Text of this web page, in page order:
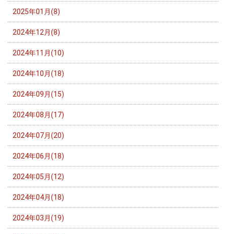
2025年01月(8)
2024年12月(8)
2024年11月(10)
2024年10月(18)
2024年09月(15)
2024年08月(17)
2024年07月(20)
2024年06月(18)
2024年05月(12)
2024年04月(18)
2024年03月(19)